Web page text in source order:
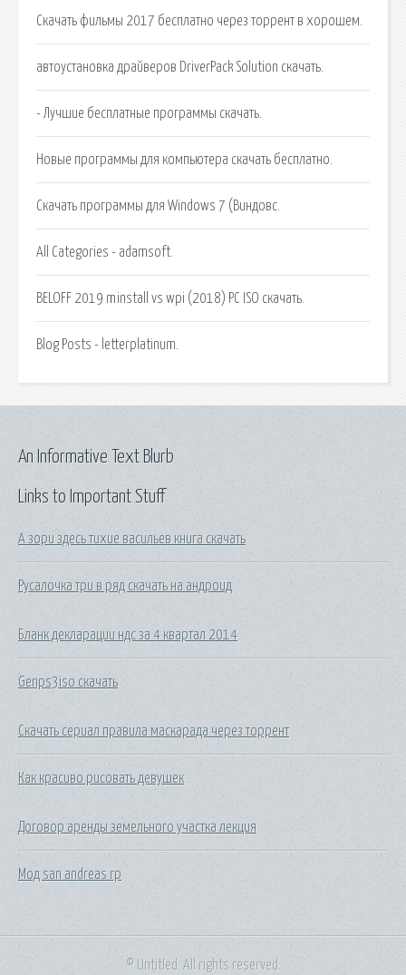
Скачать фильмы 2017 бесплатно через торрент в хорошем.
автоустановка драйверов DriverPack Solution скачать.
- Лучшие бесплатные программы скачать.
Новые программы для компьютера скачать бесплатно.
Скачать программы для Windows 7 (Виндовс.
All Categories - adamsoft.
BELOFF 2019 minstall vs wpi (2018) PC ISO скачать.
Blog Posts - letterplatinum.
Links to Important Stuff
А зори здесь тихие васильев книга скачать
Русалочка три в ряд скачать на андроид
Бланк декларации ндс за 4 квартал 2014
Genps3iso скачать
Скачать сериал правила маскарада через торрент
Как красиво рисовать девушек
Договор аренды земельного участка лекция
Мод san andreas rp
An Informative Text Blurb
© Untitled. All rights reserved.